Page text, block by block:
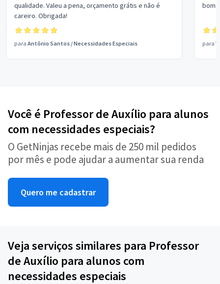
qualidade. Valeu a pena, orçamento grátis e não é
careiro. Obrigada!
para Antônio Santos /Necessidades Especiais
bom
para
Você é Professor de Auxílio para alunos
com necessidades especiais?
O GetNinjas recebe mais de 250 mil pedidos
por mês e pode ajudar a aumentar sua renda
Quero me cadastrar
Veja serviços similares para Professor
de Auxílio para alunos com
necessidades especiais